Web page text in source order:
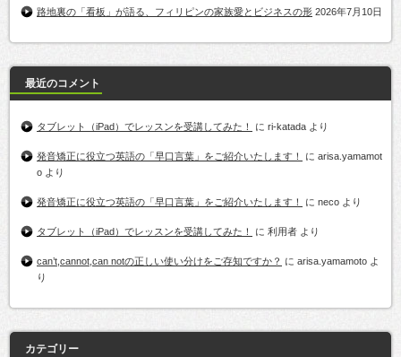
路地裏の「看板」が語る、フィリピンの家族愛とビジネスの形 2026年7月10日
最近のコメント
タブレット（iPad）でレッスンを受講してみた！ に ri-katada より
発音矯正に役立つ英語の「早口言葉」をご紹介いたします！ に arisa.yamamot
o より
発音矯正に役立つ英語の「早口言葉」をご紹介いたします！ に neco より
タブレット（iPad）でレッスンを受講してみた！ に 利用者 より
can’t,cannot,can notの正しい使い分けをご存知ですか？ に arisa.yamamoto よ
り
カテゴリー